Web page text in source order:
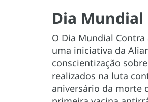
Dia Mundial
O Dia Mundial
uma iniciativa da
conscientização
realizados na luta
aniversário da morte